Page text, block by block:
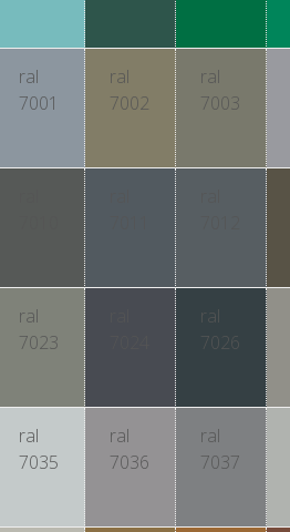
ral
7001
ral
7002
ral
7003
ral
7023
ral
7026
ral
7035
ral
7036
ral
7037